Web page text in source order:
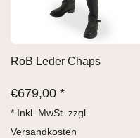
RoB Leder Chaps
€679,00 *
* Inkl. MwSt. zzgl.
Versandkosten